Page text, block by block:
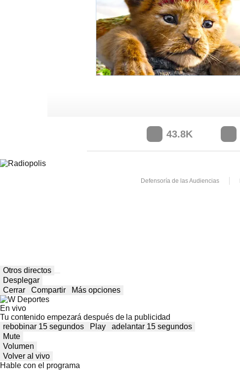
43.8K
Defensoría de las Audiencias
Otros directos
Desplegar
Cerrar
Compartir Más opciones
En vivo
Tu contenido empezará después de la publicidad
rebobinar 15 segundos
Play
adelantar 15 segundos
Mute
Volumen
Volver al vivo
Hable con el programa